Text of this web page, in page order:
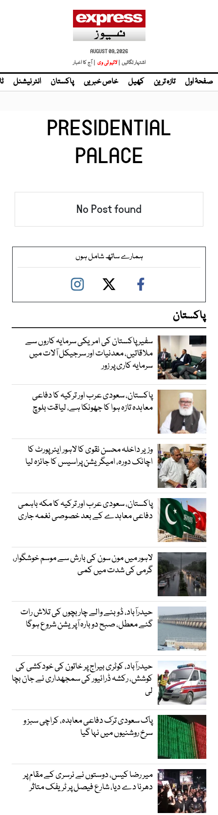
AUGUST 09, 2026
اشتہار لگائیں | لائیو ٹی وی | آج کا اخبار
صفحۂ اول تازہ ترین کھیل خاص خبریں پاکستان انٹر نیشنل
PRESIDENTIAL
PALACE
No Post found
ہمارے ساتھ شامل ہوں
پاکستان
سفیر پاکستان کی امریکی سرمایہ کاروں سے
ملاقاتیں، معدنیات اور سرجیکل آلات میں
سرمایہ کاری پر زور
پاکستان، سعودی عرب اور ترکیہ کا دفاعی
معاہدہ تازہ ہوا کا جھونکا ہے، لیاقت بلوچ
وزیر داخلہ محسن نقوی کا لاہور ایئر پورٹ کا
اچانک دورہ، امیگریشن پراسیس کا جائزہ لیا
پاکستان، سعودی عرب اور ترکیہ کا مکہ باہمی
دفاعی معاہدے کے بعد خصوصی نغمہ جاری
لاہور میں مون سون کی بارش سے موسم خوشگوار،
گرمی کی شدت میں کمی
حیدرآباد، ڈوبنے والے چار بچوں کی تلاش رات
گئے معطل، صبح دوبارہ آپریشن شروع ہوگا
حیدرآباد، کوٹری بیراج پر خاتون کی خودکشی کی
کوشش، رکشہ ڈرائیور کی سمجھداری نے جان بچا
لی
پاک سعودی ترک دفاعی معاہدہ، کراچی سبز و
سرخ روشنیوں میں نہا گیا
میر رضا کیس، دوستوں نے نرسری کے مقام پر
دھرنا دے دیا، شارع فیصل پر ٹریفک متاثر